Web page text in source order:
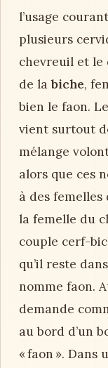
l’usage
plusieurs
chevreuil et le
de labiche,
bien le faon.
vient surtout
mélange
alors que ces
à des femelles
la femelle du
couple cerf-
qu’il reste
nomme faon.
demande
au bord d’un
« faon ». Dans